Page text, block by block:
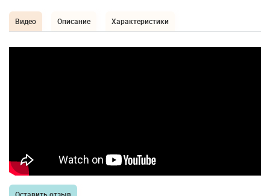
Видео Описание Характеристики